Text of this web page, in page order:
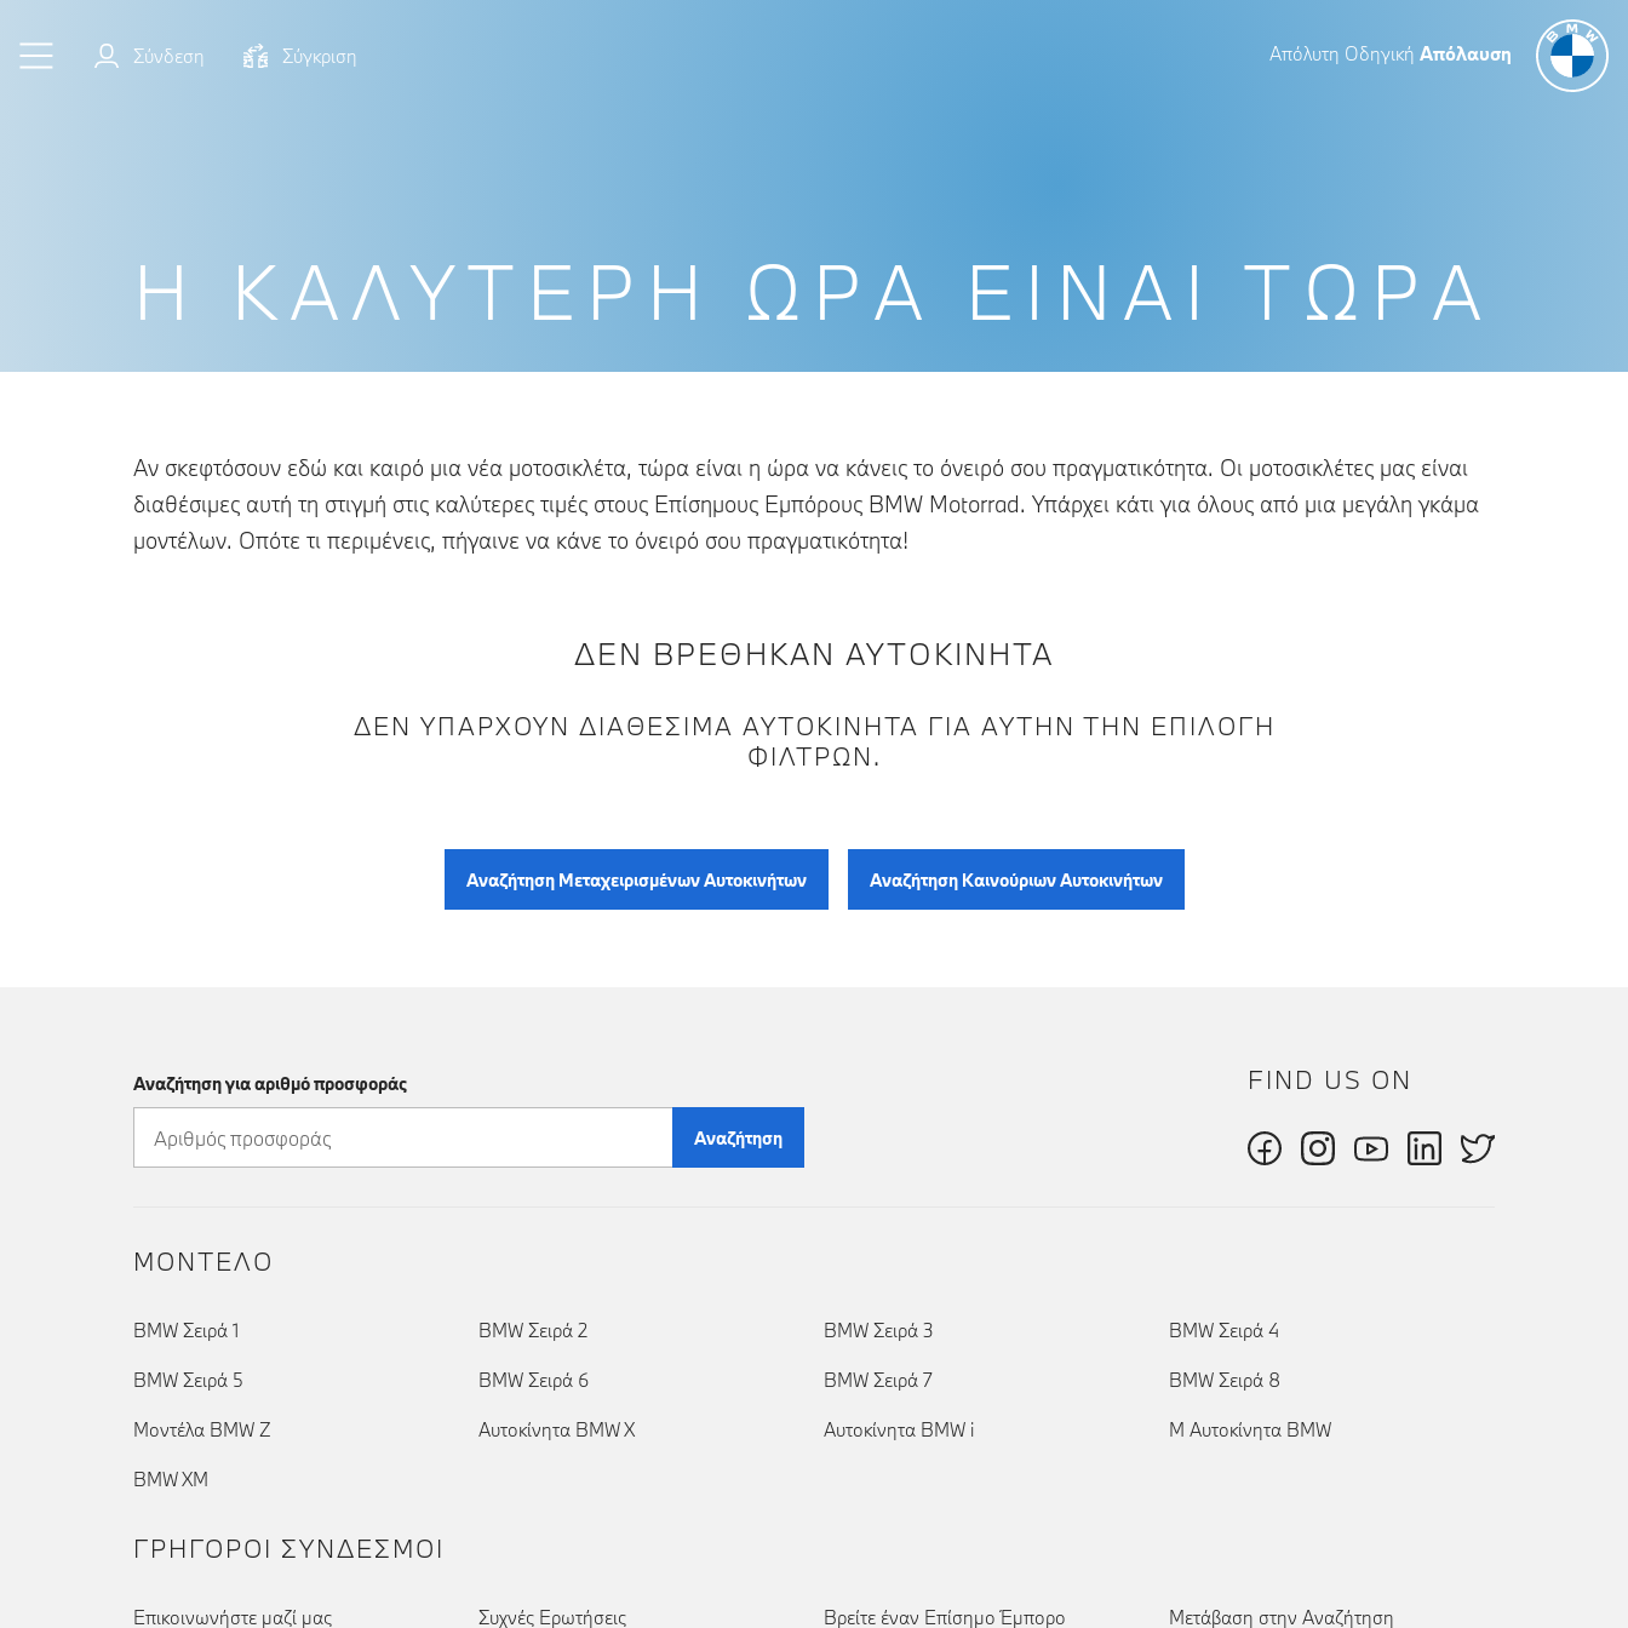
Σύνδεση
Σύγκριση Απόλυτη Οδηγική Απόλαυση
Η ΚΑΛΎΤΕΡΗ ΏΡΑ ΕΊΝΑΙ ΤΏΡΑ
Αν σκεφτόσουν εδώ και καιρό μια νέα μοτοσικλέτα, τώρα είναι η ώρα να κάνεις το όνειρό σου πραγματικότητα. Οι μοτοσικλέτες μας είναι
διαθέσιμες αυτή τη στιγμή στις καλύτερες τιμές στους Επίσημους Εμπόρους BMW Motorrad. Υπάρχει κάτι για όλους από μια μεγάλη γκάμα
μοντέλων. Οπότε τι περιμένεις, πήγαινε να κάνε το όνειρό σου πραγματικότητα!
ΔΕΝ ΒΡΕΘΗΚΑΝ ΑΥΤΟΚΙΝΗΤΑ
ΔΕΝ ΥΠΆΡΧΟΥΝ ΔΙΑΘΈΣΙΜΑ ΑΥΤΟΚΊΝΗΤΑ ΓΙΑ ΑΥΤΉΝ ΤΗΝ ΕΠΙΛΟΓΉ
ΦΊΛΤΡΩΝ.
Αναζήτηση Μεταχειρισμένων Αυτοκινήτων Αναζήτηση Καινούριων Αυτοκινήτων
Αναζήτηση για αριθμό προσφοράς
Αναζήτηση
FIND US ON
ΜΟΝΤΕΛΟ
BMW Σειρά 1 BMW Σειρά 2 BMW Σειρά 3 BMW Σειρά 4
BMW Σειρά 5 BMW Σειρά 6 BMW Σειρά 7 BMW Σειρά 8
Μοντέλα BMW Z Αυτοκίνητα BMW X Αυτοκίνητα BMW i Μ Αυτοκίνητα BMW
BMW XM
ΓΡΉΓΟΡΟΙ ΣΎΝΔΕΣΜΟΙ
Επικοινωνήστε μαζί μας Συχνές Ερωτήσεις Βρείτε έναν Επίσημο Έμπορο Μετάβαση στην Αναζήτηση